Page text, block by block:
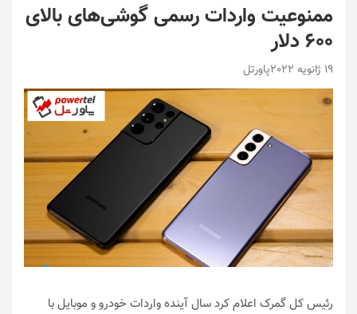
ممنوعیت واردات رسمی گوشی‌های بالای
۶۰۰ دلار
19 ژانویه 2022 پاورتل
رئیس کل گمرک اعلام کرد سال آینده واردات خودرو و موبایل با